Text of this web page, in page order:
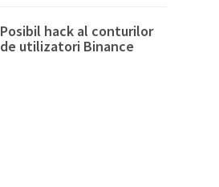
Posibil hack al conturilor
de utilizatori Binance